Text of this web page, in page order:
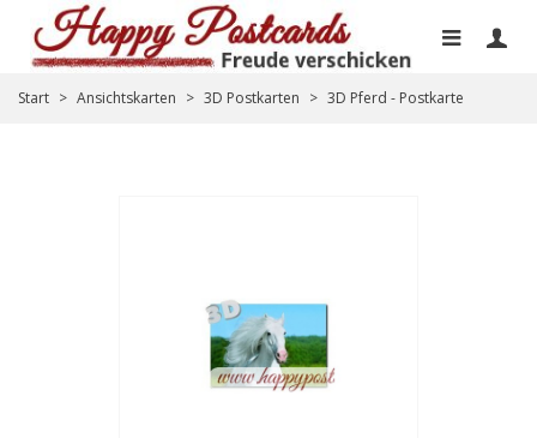
Start > Ansichtskarten > 3D Postkarten > 3D Pferd - Postkarte